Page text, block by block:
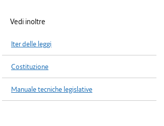
Vedi inoltre
Iter delle leggi
Costituzione
Manuale tecniche legislative